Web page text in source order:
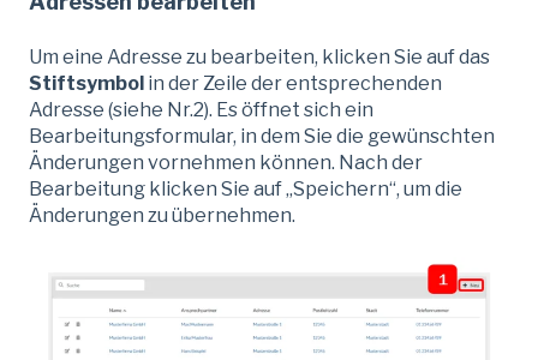
Um eine Adresse zu bearbeiten, klicken Sie auf das
Stiftsymbol in der Zeile der entsprechenden
Adresse (siehe Nr.2). Es öffnet sich ein
Bearbeitungsformular, in dem Sie die gewünschten
Änderungen vornehmen können. Nach der
Bearbeitung klicken Sie auf „Speichern“, um die
Änderungen zu übernehmen.